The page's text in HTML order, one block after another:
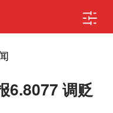
6.8077 调贬